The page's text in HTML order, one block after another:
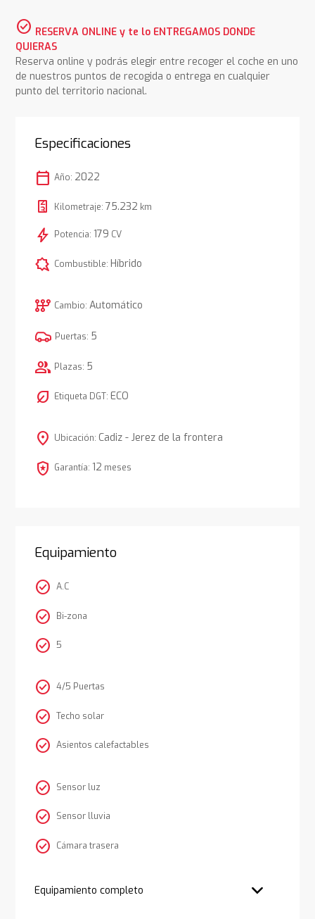
check_circle RESERVA ONLINE y te lo ENTREGAMOS DONDE
QUIERAS
Reserva online y podrás elegir entre recoger el coche en uno
de nuestros puntos de recogida o entrega en cualquier
punto del territorio nacional.
Especificaciones
calendar_today Año: 2022
Kilometraje: 75.232 km
bolt Potencia: 179 CV
comic_bubble Combustible: Híbrido
auto_transmission Cambio: Automático
Puertas: 5
group Plazas: 5
nest_eco_leaf Etiqueta DGT: ECO
location_on Ubicación: Cadiz - Jerez de la frontera
local_police Garantía: 12 meses
Equipamiento
check_circle A.C
check_circle Bi-zona
check_circle 5
check_circle 4/5 Puertas
check_circle Techo solar
check_circle Asientos calefactables
check_circle Sensor luz
check_circle Sensor lluvia
check_circle Cámara trasera
Equipamiento completo